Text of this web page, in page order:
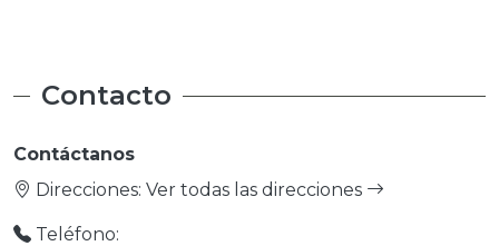
Contacto
Contáctanos
Direcciones: Ver todas las direcciones
Teléfono: